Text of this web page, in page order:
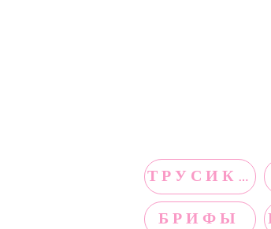
БРИФЫ
ТРУСИКИ